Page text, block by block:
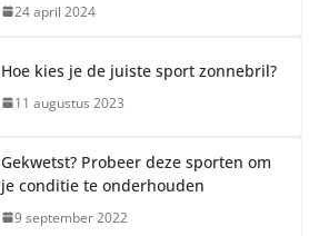
24 april 2024
Hoe kies je de juiste sport zonnebril?
11 augustus 2023
Gekwetst? Probeer deze sporten om
je conditie te onderhouden
9 september 2022